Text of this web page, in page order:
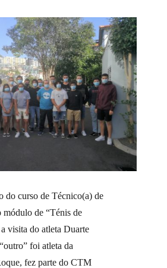
do curso de Técnico(a) de
de “Ténis de
visita do atleta Duarte
foi atleta da
fez parte do CTM